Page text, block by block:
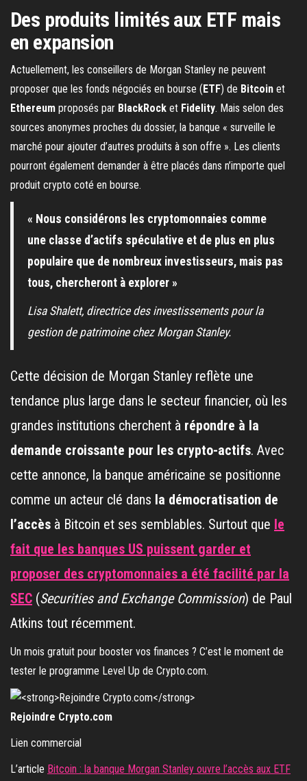
Des produits limités aux ETF mais
en expansion
Actuellement, les conseillers de Morgan Stanley ne peuvent
proposer que les fonds négociés en bourse ( ETF) de Bitcoin et
Ethereum proposés par BlackRock et Fidelity. Mais selon des
sources anonymes proches du dossier, la banque « surveille le
marché pour ajouter d’autres produits à son offre ». Les clients
pourront également demander à être placés dans n’importe quel
produit crypto coté en bourse.
« Nous considérons les cryptomonnaies comme
une classe d’actifs spéculative et de plus en plus
populaire que de nombreux investisseurs, mais pas
tous, chercheront à explorer »
Lisa Shalett, directrice des investissements pour la
gestion de patrimoine chez Morgan Stanley.
Cette décision de Morgan Stanley reflète une
tendance plus large dans le secteur financier, où les
grandes institutions cherchent à répondre à la
demande croissante pour les crypto-actifs. Avec
cette annonce, la banque américaine se positionne
comme un acteur clé dans la démocratisation de
l’accès à Bitcoin et ses semblables. Surtout que le
fait que les banques US puissent garder et
proposer des cryptomonnaies a été facilité par la
SEC (Securities and Exchange Commission) de Paul
Atkins tout récemment.
Un mois gratuit pour booster vos finances ? C’est le moment de
tester le programme Level Up de Crypto.com.
Rejoindre Crypto.com
Lien commercial
L’article Bitcoin : la banque Morgan Stanley ouvre l’accès aux ETF